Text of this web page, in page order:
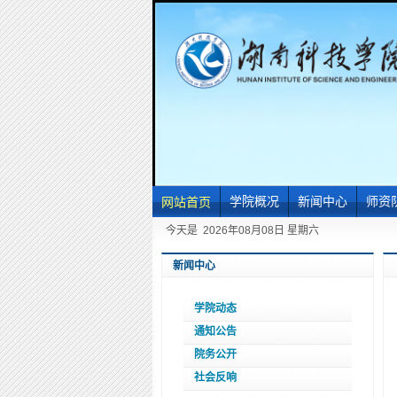
网站首页 学院概况
机构设置
学院简介
新闻中心
学院动态
通知公告
师资
副
今天是 2026年08月08日 星期六
新闻中心
学院动态
通知公告
院务公开
社会反响